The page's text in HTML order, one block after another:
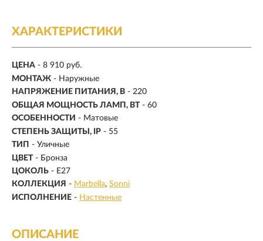
ХАРАКТЕРИСТИКИ
ЦЕНА - 8 910 руб.
МОНТАЖ - Наружные
НАПРЯЖЕНИЕ ПИТАНИЯ, В - 220
ОБЩАЯ МОЩНОСТЬ ЛАМП, ВТ - 60
ОСОБЕННОСТИ - Матовые
СТЕПЕНЬ ЗАЩИТЫ, IP - 55
ТИП - Уличные
ЦВЕТ - Бронза
ЦОКОЛЬ - E27
КОЛЛЕКЦИЯ - Marbella Sonni
ИСПОЛНЕНИЕ - Настенные
ОПИСАНИЕ